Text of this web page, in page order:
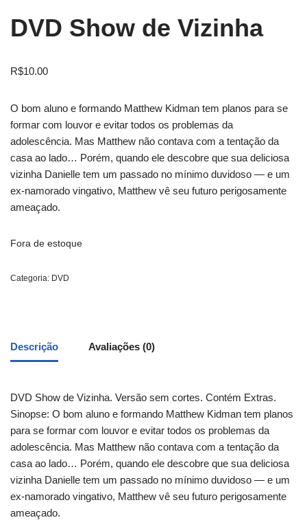
DVD Show de Vizinha
R$10.00
O bom aluno e formando Matthew Kidman tem planos para se
formar com louvor e evitar todos os problemas da
adolescência. Mas Matthew não contava com a tentação da
casa ao lado… Porém, quando ele descobre que sua deliciosa
vizinha Danielle tem um passado no mínimo duvidoso — e um
ex-namorado vingativo, Matthew vê seu futuro perigosamente
ameaçado.
Fora de estoque
Categoria: DVD
Descrição Avaliações (0)
DVD Show de Vizinha. Versão sem cortes. Contém Extras.
Sinopse: O bom aluno e formando Matthew Kidman tem planos
para se formar com louvor e evitar todos os problemas da
adolescência. Mas Matthew não contava com a tentação da
casa ao lado… Porém, quando ele descobre que sua deliciosa
vizinha Danielle tem um passado no mínimo duvidoso — e um
ex-namorado vingativo, Matthew vê seu futuro perigosamente
ameaçado.